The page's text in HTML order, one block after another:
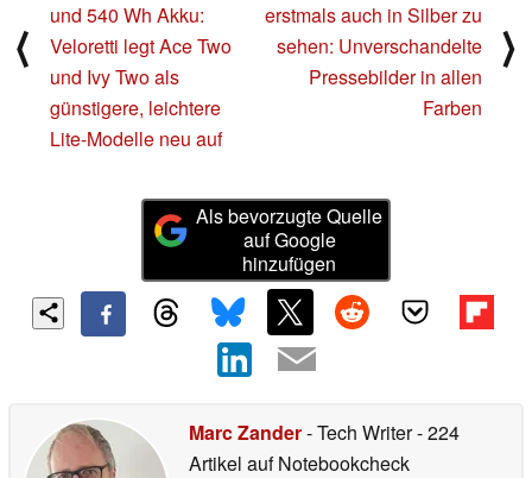
⟨
und 540 Wh Akku:
Veloretti legt Ace Two
und Ivy Two als
günstigere, leichtere
Lite-Modelle neu auf
erstmals auch in Silber zu
sehen: Unverschandelte
Pressebilder in allen
Farben
⟩
Als bevorzugte Quelle
auf Google
hinzufügen
Marc Zander- Tech Writer- 224
Artikel auf Notebookcheck